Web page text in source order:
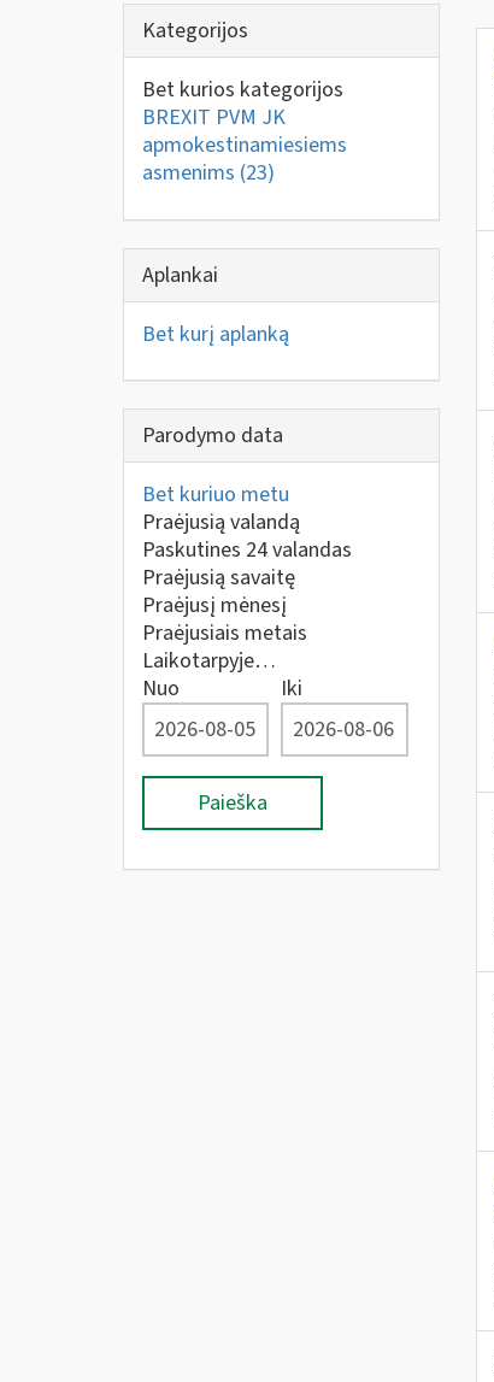
Kategorijos
Bet kurios kategorijos
BREXIT PVM JK
apmokestinamiesiems
asmenims (23)
Aplankai
Bet kurį aplanką
Parodymo data
Bet kuriuo metu
Praėjusią valandą
Paskutines 24 valandas
Praėjusią savaitę
Praėjusį mėnesį
Praėjusiais metais
Laikotarpyje…
Nuo
Iki
Paieška